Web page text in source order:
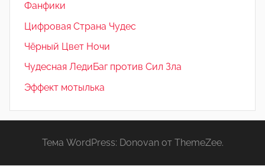
Фанфики
Цифровая Страна Чудес
Чёрный Цвет Ночи
Чудесная ЛедиБаг против Сил Зла
Эффект мотылька
Тема WordPress: Donovan от ThemeZee.